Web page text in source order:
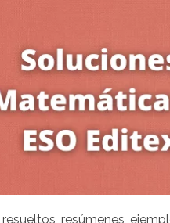
resueltos, resúmenes,